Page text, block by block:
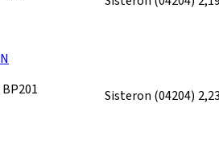
Sisteron (04204)